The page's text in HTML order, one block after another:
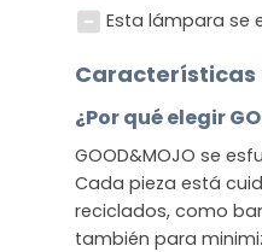
Esta lámpara se
Características
¿Por qué elegir
GOOD&MOJO se
Cada pieza está
reciclados, como
también para